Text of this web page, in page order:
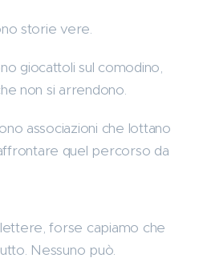
storie vere.
giocattoli sul comodino,
non si arrendono.
associazioni che lottano
quel percorso da
forse capiamo che
Nessuno può.